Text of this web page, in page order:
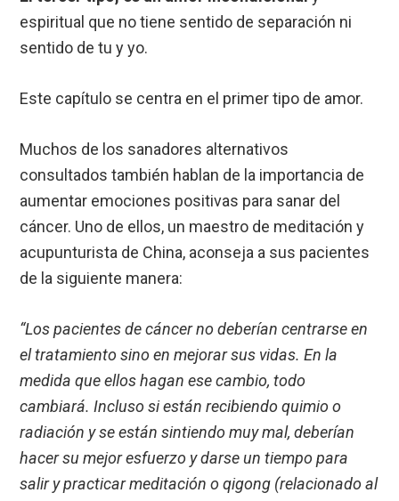
espiritual que no tiene sentido de separación ni
sentido de tu y yo.
Este capítulo se centra en el primer tipo de amor.
Muchos de los sanadores alternativos
consultados también hablan de la importancia de
aumentar emociones positivas para sanar del
cáncer. Uno de ellos, un maestro de meditación y
acupunturista de China, aconseja a sus pacientes
de la siguiente manera:
“Los pacientes de cáncer no deberían centrarse en
el tratamiento sino en mejorar sus vidas. En la
medida que ellos hagan ese cambio, todo
cambiará. Incluso si están recibiendo quimio o
radiación y se están sintiendo muy mal, deberían
hacer su mejor esfuerzo y darse un tiempo para
salir y practicar meditación o qigong (relacionado al